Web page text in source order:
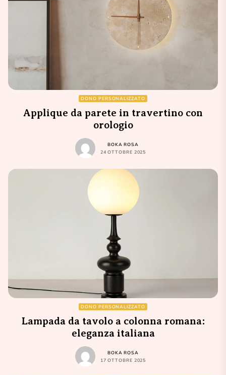
DONO PERSONALIZZATO
Applique da parete in travertino con
orologio
BOKA ROSA
24 OTTOBRE 2025
DONO PERSONALIZZATO
Lampada da tavolo a colonna romana:
eleganza italiana
BOKA ROSA
17 OTTOBRE 2025